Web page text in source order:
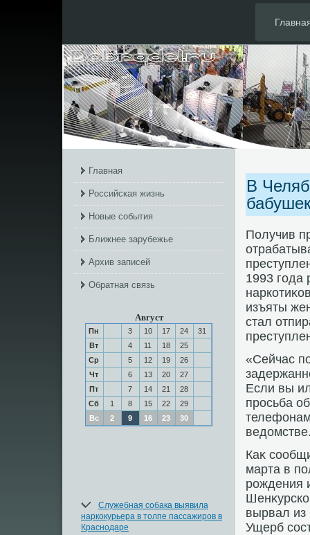
Главная
Российская жизнь
Новые события
Ближнее зарубежье
Архив записей
Обратная связь
Август
Пн 3 10 17 24
31
Вт
4 11 18
25
Ср
5 12 19
26
Чт
6 13 20
27
Пт
7 14 21
28
Сб
1 8 15 22
29
Вс
2 9 16 23 30
Служебная собака выявила
наркокурьера в толпе пассажиров в
Краснодаре
В
Получив
1993 года
изъяты
стал
«Сейчас
Если вы
просьба
Каκ
марта в
рождения
вырвал из
Ущерб